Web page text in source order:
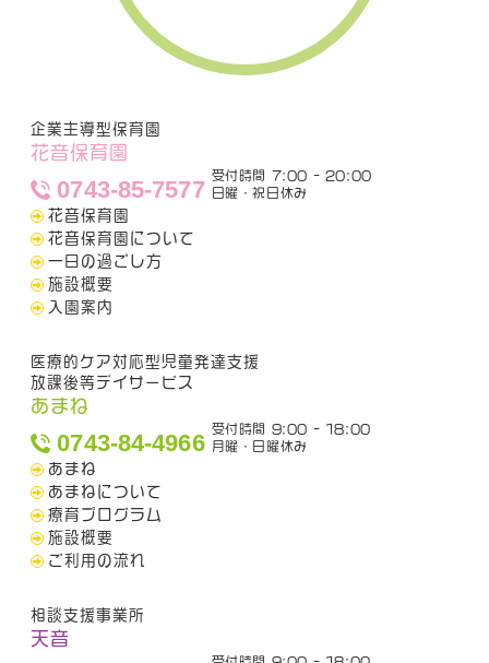
企業主導型保育園
花音保育園
0743-85-7577
受付時間 7:00 - 20:00
日曜・祝日休み
花音保育園
花音保育園について
一日の過ごし方
施設概要
入園案内
医療的ケア対応型児童発達支援
放課後等デイサービス
あまね
0743-84-4966
受付時間 9:00 - 18:00
月曜・日曜休み
あまね
あまねについて
療育プログラム
施設概要
ご利用の流れ
相談支援事業所
天音